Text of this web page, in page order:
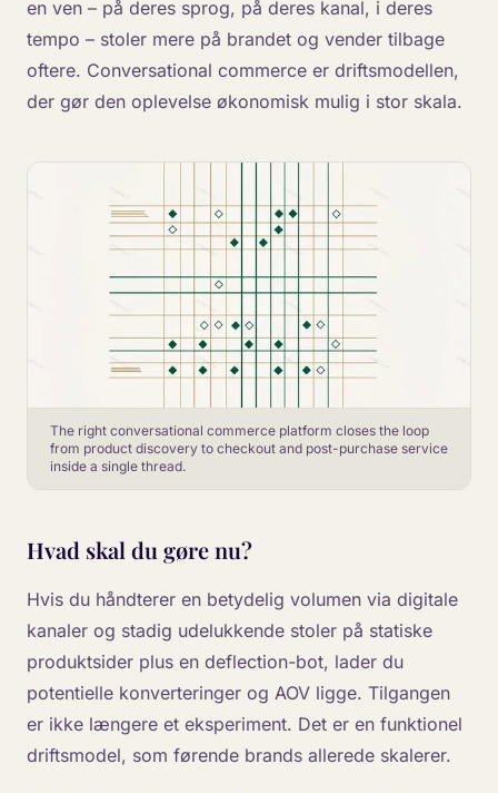
en ven – på deres sprog, på deres kanal, i deres
tempo – stoler mere på brandet og vender tilbage
oftere. Conversational commerce er driftsmodellen,
der gør den oplevelse økonomisk mulig i stor skala.
The right conversational commerce platform closes the loop
from product discovery to checkout and post-purchase service
inside a single thread.
Hvad skal du gøre nu?
Hvis du håndterer en betydelig volumen via digitale
kanaler og stadig udelukkende stoler på statiske
produktsider plus en deflection-bot, lader du
potentielle konverteringer og AOV ligge. Tilgangen
er ikke længere et eksperiment. Det er en funktionel
driftsmodel, som førende brands allerede skalerer.